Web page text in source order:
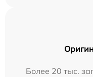
Более 20 тыс.